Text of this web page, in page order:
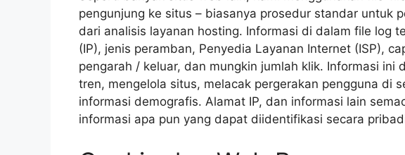
pengunjung ke situs – biasanya prosedur standar untuk
dari analisis layanan hosting. Informasi di dalam file log
(IP), jenis peramban, Penyedia Layanan Internet (ISP),
pengarah / keluar, dan mungkin jumlah klik. Informasi ini
tren, mengelola situs, melacak pergerakan pengguna di
informasi demografis. Alamat IP, dan informasi lain
informasi apa pun yang dapat diidentifikasi secara